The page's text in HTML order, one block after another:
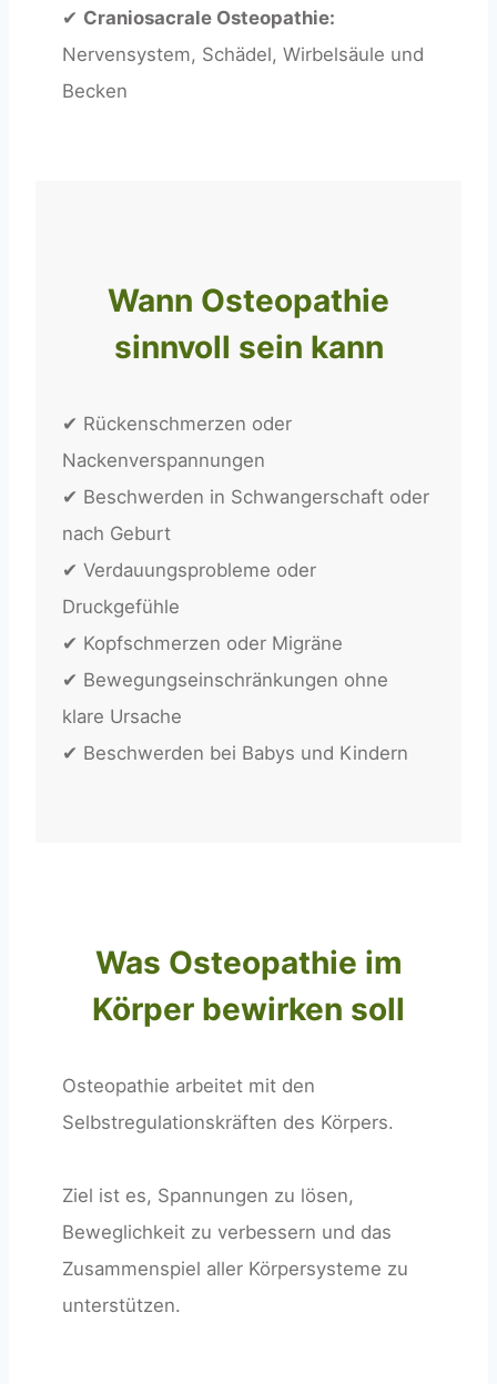
✔ Craniosacrale Osteopathie:
Nervensystem, Schädel, Wirbelsäule und
Becken
Wann Osteopathie
sinnvoll sein kann
✔ Rückenschmerzen oder
Nackenverspannungen
✔ Beschwerden in Schwangerschaft oder
nach Geburt
✔ Verdauungsprobleme oder
Druckgefühle
✔ Kopfschmerzen oder Migräne
✔ Bewegungseinschränkungen ohne
klare Ursache
✔ Beschwerden bei Babys und Kindern
Was Osteopathie im
Körper bewirken soll
Osteopathie arbeitet mit den
Selbstregulationskräften des Körpers.
Ziel ist es, Spannungen zu lösen,
Beweglichkeit zu verbessern und das
Zusammenspiel aller Körpersysteme zu
unterstützen.